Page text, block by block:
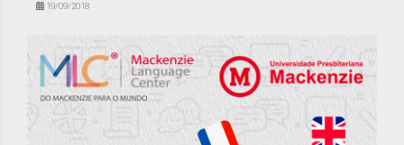
19/09/2018